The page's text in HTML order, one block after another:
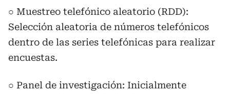
○ Muestreo telefónico aleatorio (RDD):
Selección aleatoria de números telefónicos
dentro de las series telefónicas para realizar
encuestas.
○ Panel de investigación: Inicialmente